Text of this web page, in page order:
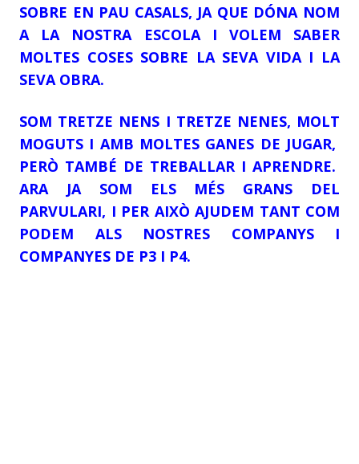
SOBRE EN PAU CASALS, JA QUE DÓNA NOM
A LA NOSTRA ESCOLA I VOLEM SABER
MOLTES COSES SOBRE LA SEVA VIDA I LA
SEVA OBRA.
SOM TRETZE NENS I TRETZE NENES, MOLT
MOGUTS I AMB MOLTES GANES DE JUGAR,
PERÒ TAMBÉ DE TREBALLAR I APRENDRE.
ARA JA SOM ELS MÉS GRANS DEL
PARVULARI, I PER AIXÒ AJUDEM TANT COM
PODEM ALS NOSTRES COMPANYS I
COMPANYES DE P3 I P4.